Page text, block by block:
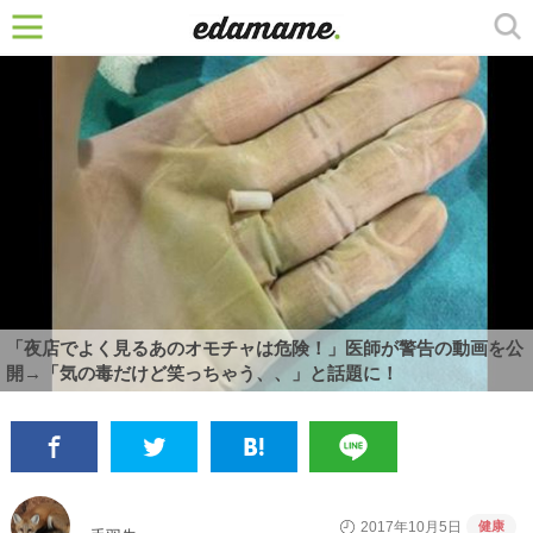
「夜店でよく見るあのオモチャは危険！」医師が警告の動画を公
開→「気の毒だけど笑っちゃう、、」と話題に！
2017年10月5日 健康